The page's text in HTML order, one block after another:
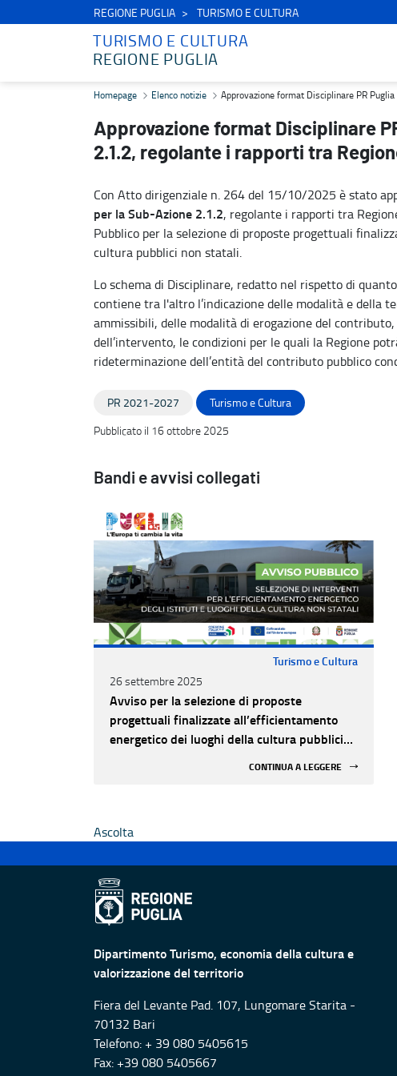
REGIONE PUGLIA TURISMO E CULTURA
TURISMO E CULTURA
REGIONE PUGLIA
Approvazione format Disciplinare PR Puglia 21-27 per la Sub-Azione
Homepage Elenco notizie Approvazione format Disciplinare PR
Approvazione format Disciplinare
2.1.2, regolante i rapporti tra
Con Atto dirigenziale n. 264 del 15/10/2025 è stato
per la Sub-Azione 2.1.2, regolante i rapporti tra
Pubblico per la selezione di proposte progettuali
cultura pubblici non statali.
Lo schema di Disciplinare, redatto nel rispetto di
contiene tra l'altro l’indicazione delle modalità e della
ammissibili, delle modalità di erogazione del
dell’intervento, le condizioni per le quali la Regione
rideterminazione dell’entità del contributo pubblico
PR 2021-2027
Turismo e Cultura
Pubblicato il 16 ottobre 2025
Bandi e avvisi collegati
Turismo e Cultura
26 settembre 2025
Avviso per la selezione di proposte
progettuali finalizzate all’efficientamento
energetico dei luoghi della cultura pubblici
CONTINUA A LEGGERE
Ascolta
Dipartimento Turismo, economia della cultura e
valorizzazione del territorio
Fiera del Levante Pad. 107, Lungomare Starita -
70132 Bari
Telefono: + 39 080 5405615
Fax: +39 080 5405667